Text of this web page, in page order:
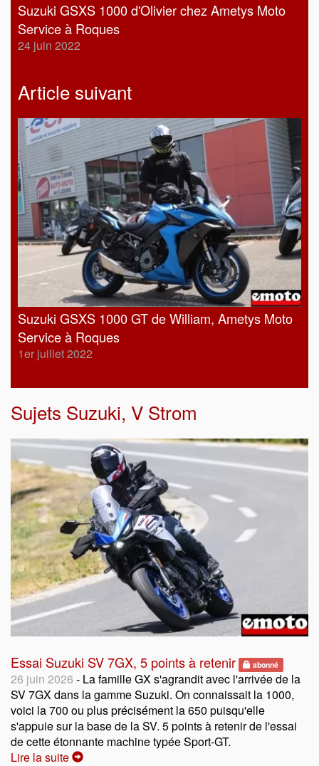
Suzuki GSXS 1000 d'Olivier chez Ametys Moto
Service à Roques
24 juin 2022
Article suivant
Suzuki GSXS 1000 GT de William, Ametys Moto
Service à Roques
1er juillet 2022
Sujets Suzuki, V Strom
Essai Suzuki SV 7GX, 5 points à retenir abonné
26 juin 2026 - La famille GX s'agrandit avec l'arrivée de la
SV 7GX dans la gamme Suzuki. On connaissait la 1000,
voici la 700 ou plus précisément la 650 puisqu'elle
s'appuie sur la base de la SV. 5 points à retenir de l'essai
de cette étonnante machine typée Sport-GT.
Lire la suite